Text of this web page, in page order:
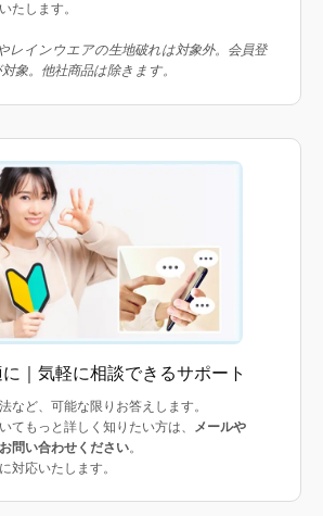
たします。
レインウエアの生地破れは対象外。会員登
象。他社商品は除きます。
｜気軽に相談できるサポート
など、可能な限りお答えします。
てもっと詳しく知りたい方は、 メールや
問い合わせください。
対応いたします。